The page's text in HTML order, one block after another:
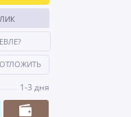
ОТЛОЖИТЬ
1-3 дня